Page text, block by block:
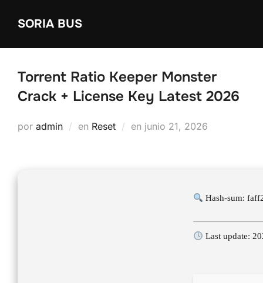
SORIA BUS
Torrent Ratio Keeper Monster
Crack + License Key Latest 2026
por admin en Reset en Publicado
junio 21, 2026
Hash-sum:
Last update: